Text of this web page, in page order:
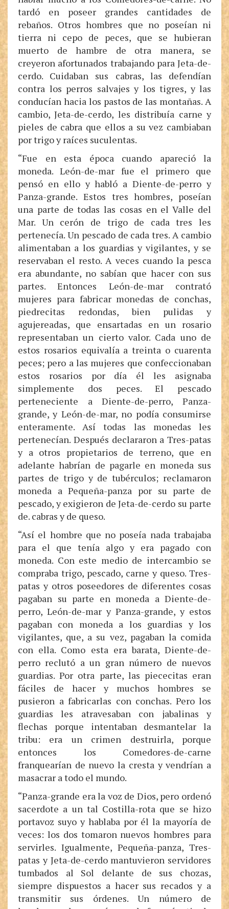
tardó en poseer grandes cantidades de
rebaños. Otros hombres que no poseían ni
tierra ni cepo de peces, que se hubieran
muerto de hambre de otra manera, se
creyeron afortunados trabajando para Jeta-de-
cerdo. Cuidaban sus cabras, las defendían
contra los perros salvajes y los tigres, y las
conducían hacia los pastos de las montañas. A
cambio, Jeta-de-cerdo, les distribuía carne y
pieles de cabra que ellos a su vez cambiaban
por trigo y raíces suculentas.
“Fue en esta época cuando apareció la
moneda. León-de-mar fue el primero que
pensó en ello y habló a Diente-de-perro y
Panza-grande. Estos tres hombres, poseían
una parte de todas las cosas en el Valle del
Mar. Un cerón de trigo de cada tres les
pertenecía. Un pescado de cada tres. A cambio
alimentaban a los guardias y vigilantes, y se
reservaban el resto. A veces cuando la pesca
era abundante, no sabían que hacer con sus
partes. Entonces León-de-mar contrató
mujeres para fabricar monedas de conchas,
piedrecitas redondas, bien pulidas y
agujereadas, que ensartadas en un rosario
representaban un cierto valor. Cada uno de
estos rosarios equivalía a treinta o cuarenta
peces; pero a las mujeres que confeccionaban
estos rosarios por día él les asignaba
simplemente dos peces. El pescado
perteneciente a Diente-de-perro, Panza-
grande, y León-de-mar, no podía consumirse
enteramente. Así todas las monedas les
pertenecían. Después declararon a Tres-patas
y a otros propietarios de terreno, que en
adelante habrían de pagarle en moneda sus
partes de trigo y de tubérculos; reclamaron
moneda a Pequeña-panza por su parte de
pescado, y exigieron de Jeta-de-cerdo su parte
de. cabras y de queso.
“Así el hombre que no poseía nada trabajaba
para el que tenía algo y era pagado con
moneda. Con este medio de intercambio se
compraba trigo, pescado, carne y queso. Tres-
patas y otros poseedores de diferentes cosas
pagaban su parte en moneda a Diente-de-
perro, León-de-mar y Panza-grande, y estos
pagaban con moneda a los guardias y los
vigilantes, que, a su vez, pagaban la comida
con ella. Como esta era barata, Diente-de-
perro reclutó a un gran número de nuevos
guardias. Por otra parte, las piececitas eran
fáciles de hacer y muchos hombres se
pusieron a fabricarlas con conchas. Pero los
guardias les atravesaban con jabalinas y
flechas porque intentaban desmantelar la
tribu: era un crimen destruirla, porque
entonces los Comedores-de-carne
franquearían de nuevo la cresta y vendrían a
masacrar a todo el mundo.
“Panza-grande era la voz de Dios, pero ordenó
sacerdote a un tal Costilla-rota que se hizo
portavoz suyo y hablaba por él la mayoría de
veces: los dos tomaron nuevos hombres para
servirles. Igualmente, Pequeña-panza, Tres-
patas y Jeta-de-cerdo mantuvieron servidores
tumbados al Sol delante de sus chozas,
siempre dispuestos a hacer sus recados y a
transmitir sus órdenes. Un número de